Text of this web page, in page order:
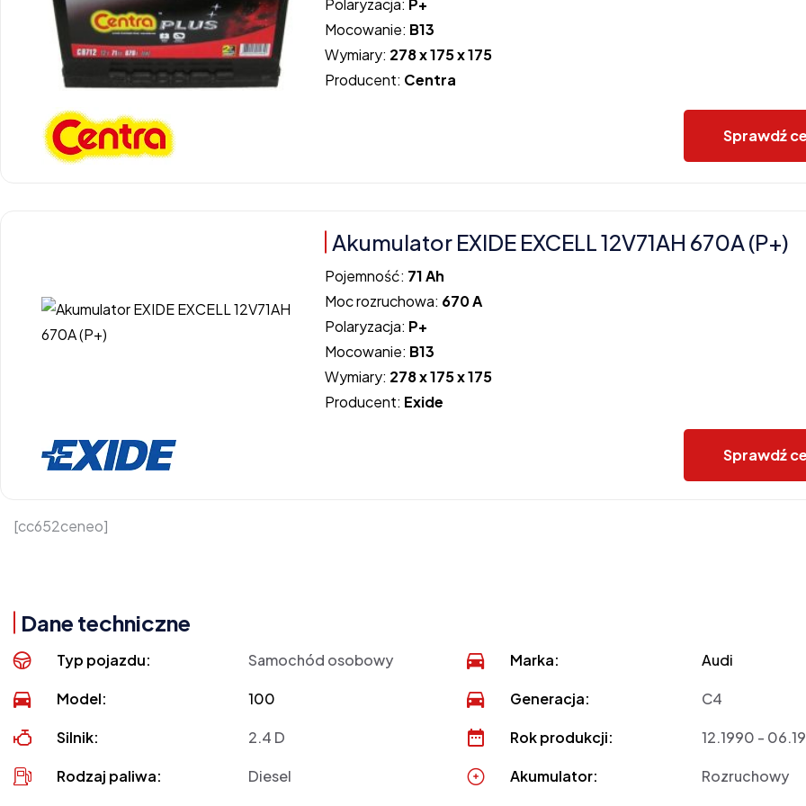
Polaryzacja: P+
Mocowanie: B13
Wymiary: 278 x 175 x 175
Producent: Centra
Sprawdź
Akumulator EXIDE EXCELL 12V71AH 670A (P+)
Pojemność: 71 Ah
Moc rozruchowa: 670 A
Polaryzacja: P+
Mocowanie: B13
Wymiary: 278 x 175 x 175
Producent: Exide
Sprawdź
[cc652ceneo]
Dane techniczne
Typ pojazdu: Samochód osobowy Marka: Audi
Model: 100 Generacja: C4
Silnik: 2.4 D Rok produkcji: 12.1990 -
Rodzaj paliwa: Diesel Akumulator: Rozruchowy